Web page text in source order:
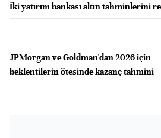
İki yatırım bankası altın tahminlerini
JPMorgan ve Goldman'dan 2026 için
beklentilerin ötesinde kazanç tahmini